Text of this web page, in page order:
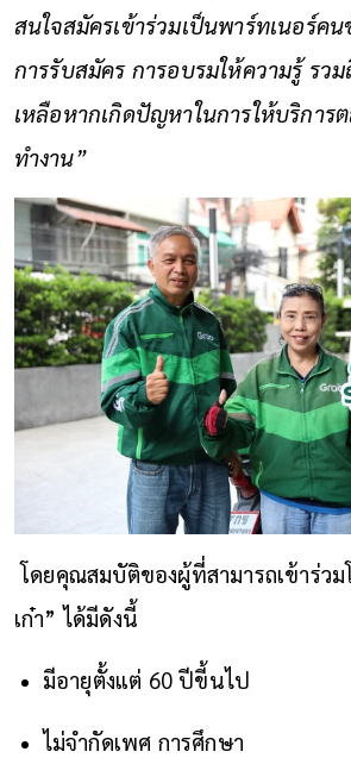
สนใจสมัครเข้าร่วมเป็นพาร์ทเนอร์ค
การรับสมัคร การอบรมให้ความรู้ รว
เหลือหากเกิดปัญหาในการให้บริการ
ทำงาน”
โดยคุณสมบัติของผู้ที่สามารถเข้าร่วม
เก๋า” ได้มีดังนี้
มีอายุตั้งแต่ 60 ปีขี้นไป
ไม่จำกัดเพศ การศึกษา